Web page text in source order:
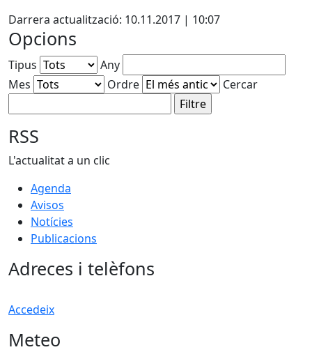
Darrera actualització: 10.11.2017 | 10:07
Opcions
Tipus
Any
Mes
Ordre Cercar
RSS
L'actualitat a un clic
Agenda
Avisos
Notícies
Publicacions
Adreces i telèfons
Accedeix
Meteo